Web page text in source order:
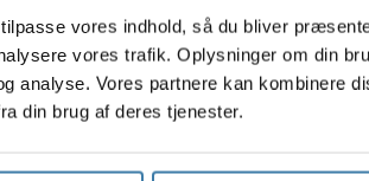
vores indhold, så du bliver
vores trafik. Oplysninger om din
analyse. Vores partnere kan kombinere
din brug af deres tjenester.
Ringlås